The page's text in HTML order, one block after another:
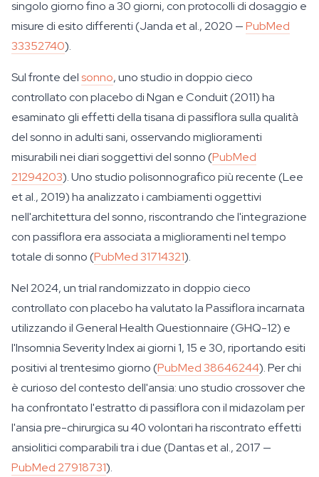
singolo giorno fino a 30 giorni, con protocolli di dosaggio e
misure di esito differenti (Janda et al., 2020 —PubMed
33352740).
Sul fronte delsonno, uno studio in doppio cieco
controllato con placebo di Ngan e Conduit (2011) ha
esaminato gli effetti della tisana di passiflora sulla qualità
del sonno in adulti sani, osservando miglioramenti
misurabili nei diari soggettivi del sonno (PubMed
21294203). Uno studio polisonnografico più recente (Lee
et al., 2019) ha analizzato i cambiamenti oggettivi
nell'architettura del sonno, riscontrando che l'integrazione
con passiflora era associata a miglioramenti nel tempo
totale di sonno (PubMed 31714321).
Nel 2024, un trial randomizzato in doppio cieco
controllato con placebo ha valutato laPassiflora incarnata
utilizzando il General Health Questionnaire (GHQ-12) e
l'Insomnia Severity Index ai giorni 1, 15 e 30, riportando esiti
positivi al trentesimo giorno (PubMed 38646244). Per chi
è curioso del contesto dell'ansia: uno studio crossover che
ha confrontato l'estratto di passiflora con il midazolam per
l'ansia pre-chirurgica su 40 volontari ha riscontrato effetti
ansiolitici comparabili tra i due (Dantas et al., 2017 —
PubMed 27918731).